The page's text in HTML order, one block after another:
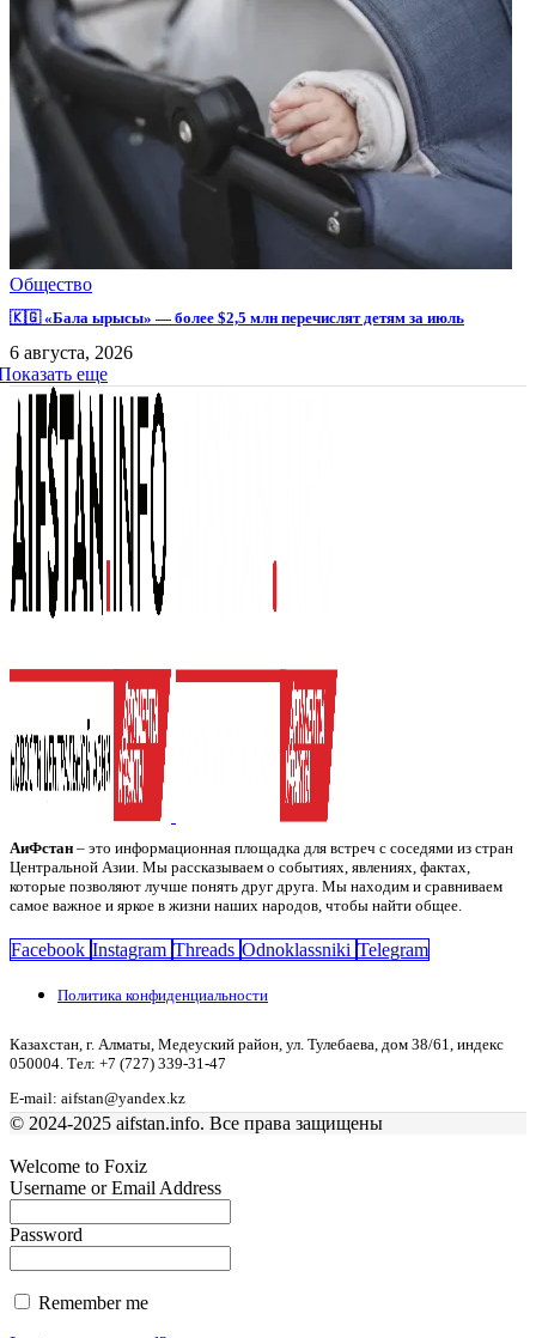
Общество
🇰🇬 «Бала ырысы» — более $2,5 млн перечислят детям за июль
6 августа, 2026
еще
АиФстан – это информационная площадка для встреч с соседями из стран
Центральной Азии. Мы рассказываем о событиях, явлениях, фактах,
которые позволяют лучше понять друг друга. Мы находим и сравниваем
самое важное и яркое в жизни наших народов, чтобы найти общее.
Facebook Instagram Threads Odnoklassniki Telegram
Политика конфиденциальности
Казахстан, г. Алматы, Медеуский район, ул. Тулебаева, дом 38/61, индекс
050004. Тел: +7 (727) 339-31-47
E-mail: aifstan@yandex.kz
© 2024-2025 aifstan.info. Все права защищены
Welcome to Foxiz
Username or Email Address
Password
Remember me